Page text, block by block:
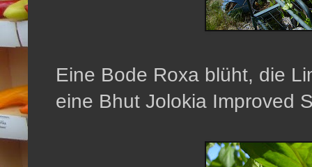
Eine Bode Roxa blüht, die
eine Bhut Jolokia Improved